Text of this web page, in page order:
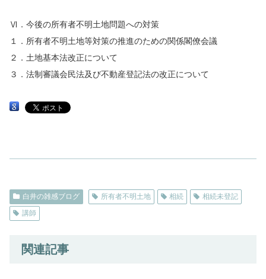
Ⅵ．今後の所有者不明土地問題への対策
１．所有者不明土地等対策の推進のための関係閣僚会議
２．土地基本法改正について
３．法制審議会民法及び不動産登記法の改正について
白井の雑感ブログ 所有者不明土地 相続
相続未登記
講師
関連記事